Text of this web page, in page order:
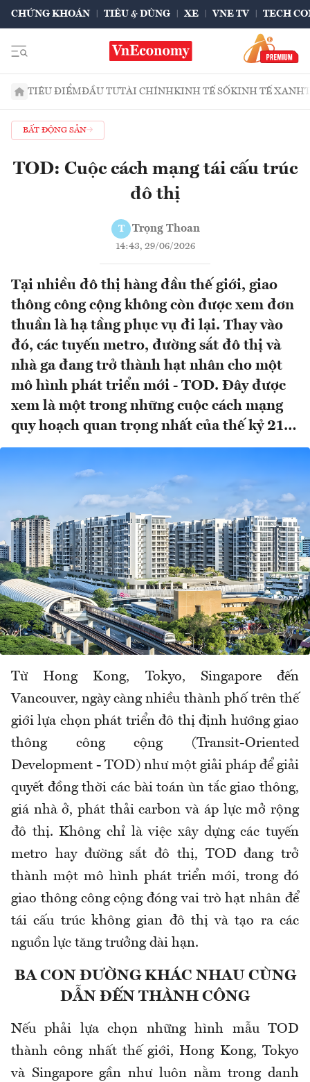
CHỨNG KHOÁN TIÊU & DÙNG XE VNE TV TECH
TIÊU ĐIỂMĐẦU TƯTÀI CHÍNHKINH TẾ SỐKINH TẾ XANH
BẤT ĐỘNG SẢN
TOD: Cuộc cách mạng tái cấu trúc
đô thị
T Trọng Thoan
14:43, 29/06/2026
Tại nhiều đô thị hàng đầu thế giới, giao
thông công cộng không còn được xem đơn
thuần là hạ tầng phục vụ đi lại. Thay vào
đó, các tuyến metro, đường sắt đô thị và
nhà ga đang trở thành hạt nhân cho một
mô hình phát triển mới - TOD. Đây được
xem là một trong những cuộc cách mạng
quy hoạch quan trọng nhất của thế kỷ 21…
Từ Hong Kong, Tokyo, Singapore đến
Vancouver, ngày càng nhiều thành phố trên thế
giới lựa chọn phát triển đô thị định hướng giao
thông công cộng (Transit-Oriented
Development - TOD) như một giải pháp để giải
quyết đồng thời các bài toán ùn tắc giao thông,
giá nhà ở, phát thải carbon và áp lực mở rộng
đô thị. Không chỉ là việc xây dựng các tuyến
metro hay đường sắt đô thị, TOD đang trở
thành một mô hình phát triển mới, trong đó
giao thông công cộng đóng vai trò hạt nhân để
tái cấu trúc không gian đô thị và tạo ra các
nguồn lực tăng trưởng dài hạn.
BA CON ĐƯỜNG KHÁC NHAU CÙNG
DẪN ĐẾN THÀNH CÔNG
Nếu phải lựa chọn những hình mẫu TOD
thành công nhất thế giới, Hong Kong, Tokyo
và Singapore gần như luôn nằm trong danh